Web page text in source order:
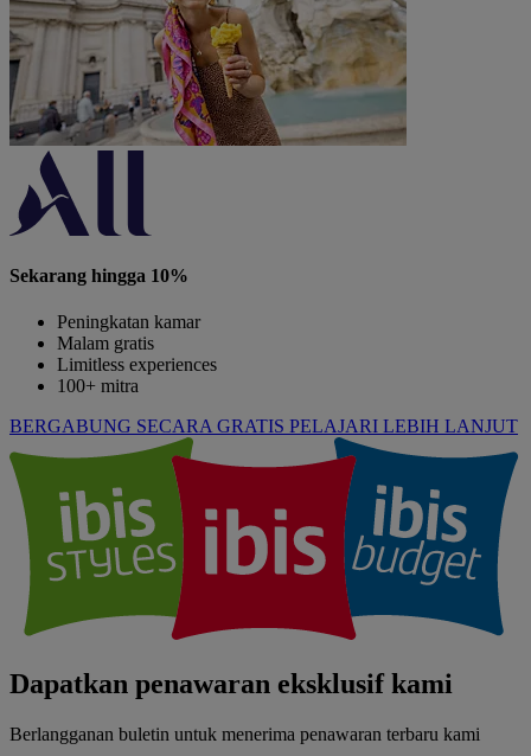
Sekarang hingga 10%
Peningkatan kamar
Malam gratis
Limitless experiences
100+ mitra
BERGABUNG SECARA GRATIS PELAJARI LEBIH LANJUT
Dapatkan penawaran eksklusif kami
Berlangganan buletin untuk menerima penawaran terbaru kami